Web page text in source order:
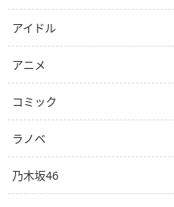
アイドル
アニメ
コミック
ラノベ
乃木坂46